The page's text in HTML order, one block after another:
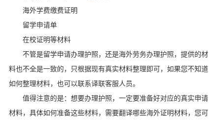
海外学费缴费证明
留学申请单
在校证明等材料
不管是留学申请办理护照，还是海外劳务办理护照，提供的材
料也不全是一致的，只根据现有真实材料整理即可，如果您不知道
如何整理材料，也可以联系译联客服人员。
值得注意的是：想要办理护照，一定要准备好对应的真实申请
材料，具体如何准备这些材料，需要翻译哪些海外证明材料，您可